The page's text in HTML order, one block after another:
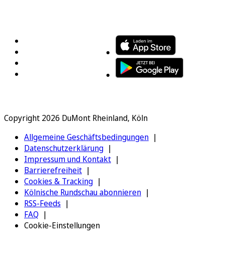
Copyright 2026 DuMont Rheinland, Köln
Allgemeine Geschäftsbedingungen
Datenschutzerklärung
Impressum und Kontakt
Barrierefreiheit
Cookies & Tracking
Kölnische Rundschau abonnieren
RSS-Feeds
FAQ
Cookie-Einstellungen